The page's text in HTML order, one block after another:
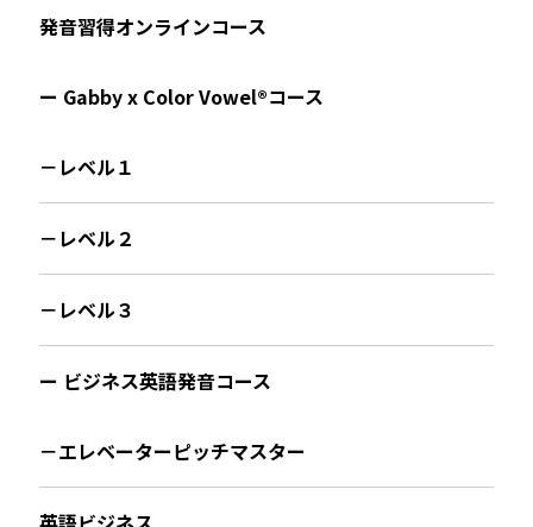
発音習得オンラインコース
ー Gabby x Color Vowel®︎コース
－レベル１
－レベル２
－レベル３
ー ビジネス英語発音コース
－エレベーターピッチマスター